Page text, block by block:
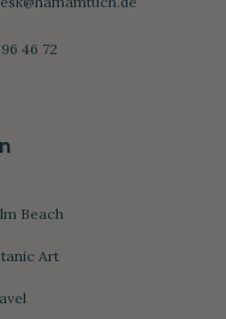
46 72
Beach
Art